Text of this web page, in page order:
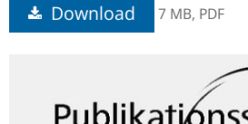
Download 7 MB, PDF